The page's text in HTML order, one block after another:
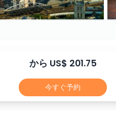
から US$ 201.75
今すぐ予約